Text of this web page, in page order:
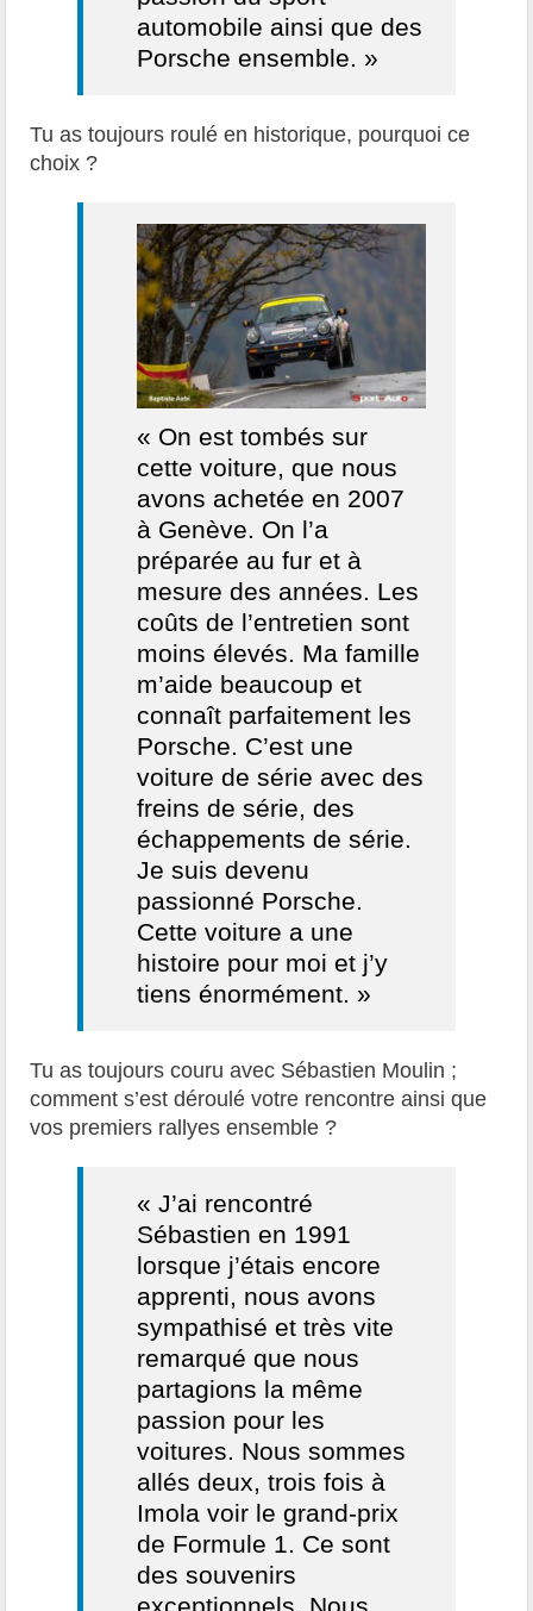
automobile ainsi que des
Porsche ensemble. »
Tu as toujours roulé en historique, pourquoi ce
choix ?
« On est tombés sur
cette voiture, que nous
avons achetée en 2007
à Genève. On l’a
préparée au fur et à
mesure des années. Les
coûts de l’entretien sont
moins élevés. Ma famille
m’aide beaucoup et
connaît parfaitement les
Porsche. C’est une
voiture de série avec des
freins de série, des
échappements de série.
Je suis devenu
passionné Porsche.
Cette voiture a une
histoire pour moi et j’y
tiens énormément. »
Tu as toujours couru avec Sébastien Moulin ;
comment s’est déroulé votre rencontre ainsi que
vos premiers rallyes ensemble ?
« J’ai rencontré
Sébastien en 1991
lorsque j’étais encore
apprenti, nous avons
sympathisé et très vite
remarqué que nous
partagions la même
passion pour les
voitures. Nous sommes
allés deux, trois fois à
Imola voir le grand-prix
de Formule 1. Ce sont
des souvenirs
exceptionnels. Nous